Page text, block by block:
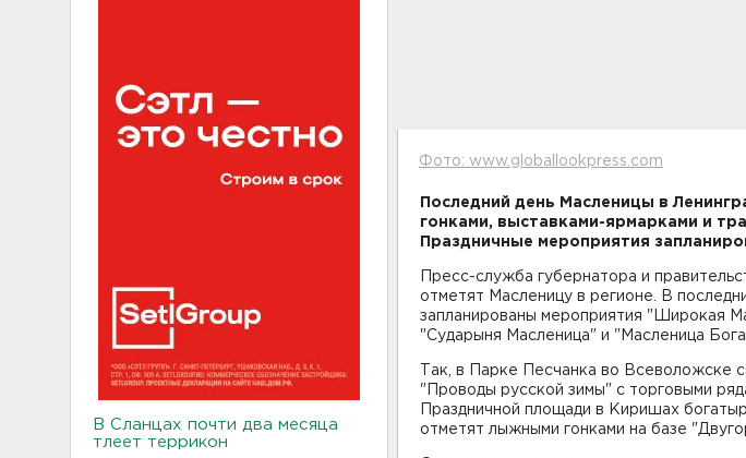
В Сланцах почти два месяца
тлеет террикон
Фото: www.globallookpress.com
Последний день Масленицы в
гонками, выставками-ярмарками и
Праздничные мероприятия
Пресс-служба губернатора и
отметят Масленицу в регионе. В
запланированы мероприятия "Широкая
"Сударыня Масленица" и "Масленица
Так, в Парке Песчанка во Всеволожске
"Проводы русской зимы" с торговыми
Праздничной площади в Киришах
отметят лыжными гонками на базе